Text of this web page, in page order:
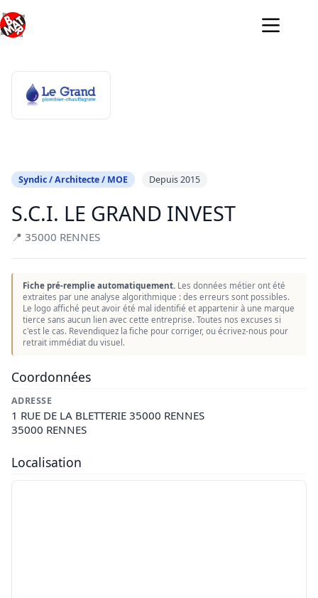
au
contenu
Syndic / Architecte / MOE Depuis 2015
S.C.I. LE GRAND INVEST
📍 35000 RENNES
Fiche pré-remplie automatiquement. Les données métier ont été
extraites par une analyse algorithmique : des erreurs sont possibles.
Le logo affiché peut avoir été mal identifié et appartenir à une marque
tierce sans aucun lien avec cette entreprise. Toutes nos excuses si
c'est le cas. Revendiquez la fiche pour corriger, ou écrivez-nous pour
retrait immédiat du visuel.
Coordonnées
ADRESSE
1 RUE DE LA BLETTERIE 35000 RENNES
35000 RENNES
Localisation